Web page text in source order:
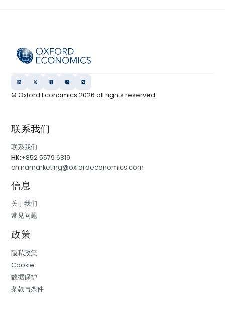
© Oxford Economics2026 all rights reserved
联系我们
联系我们
HK:+852 5579 6819
chinamarketing@oxfordeconomics.com
信息
关于我们
常见问题
政策
隐私政策
Cookie
数据保护
条款与条件